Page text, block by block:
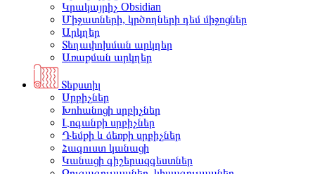
Կրակայրիչ Obsidian
Միջատների, կրծողների դեմ միջոցներ
Արկղեր
Տեղափոխման արկղեր
Առաքման արկղեր
Տեքստիլ
Սրբիչներ
Խոհանոցի սրբիչներ
Լոգանքի սրբիչներ
Դեմքի և ձեռքի սրբիչներ
Հագուստ կանացի
Կանացի գիշերազգեստներ